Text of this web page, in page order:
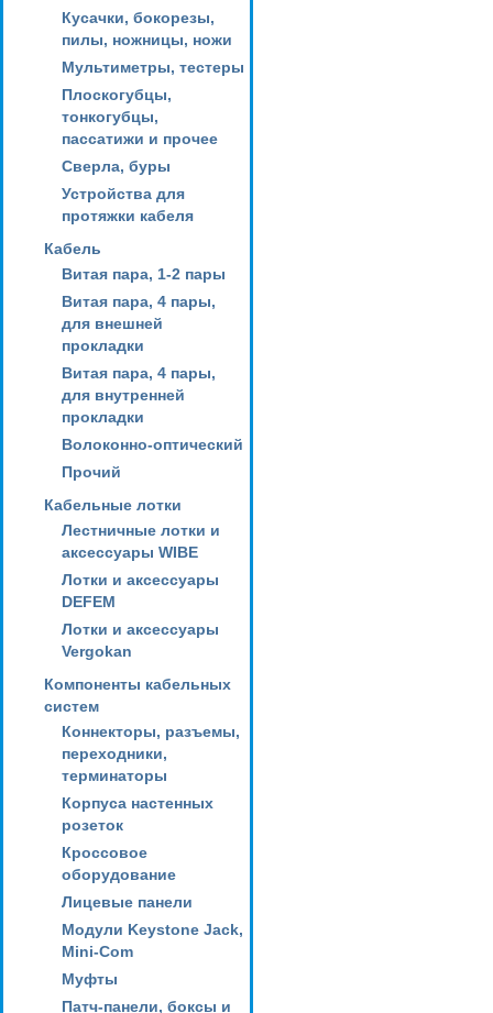
Кусачки, бокорезы,
пилы, ножницы, ножи
Мультиметры, тестеры
Плоскогубцы,
тонкогубцы,
пассатижи и прочее
Сверла, буры
Устройства для
протяжки кабеля
Кабель
Витая пара, 1-2 пары
Витая пара, 4 пары,
для внешней
прокладки
Витая пара, 4 пары,
для внутренней
прокладки
Волоконно-оптический
Прочий
Кабельные лотки
Лестничные лотки и
аксессуары WIBE
Лотки и аксессуары
DEFEM
Лотки и аксессуары
Vergokan
Компоненты кабельных
систем
Коннекторы, разъемы,
переходники,
терминаторы
Корпуса настенных
розеток
Кроссовое
оборудование
Лицевые панели
Модули Keystone Jack,
Mini-Com
Муфты
Патч-панели, боксы и